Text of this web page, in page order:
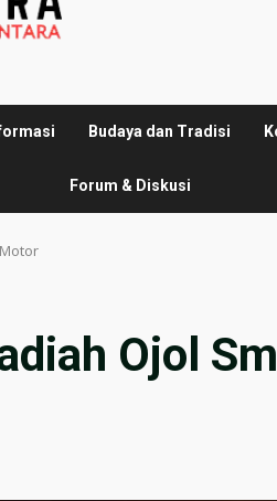
Budaya dan Tradisi
Forum & Diskusi
Ojol